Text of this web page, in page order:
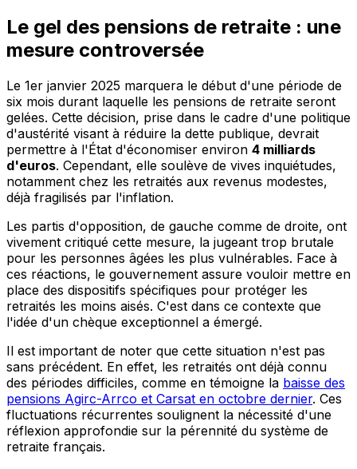
Le gel des pensions de retraite : une
mesure controversée
Le 1er janvier 2025 marquera le début d'une période de
six mois durant laquelle les pensions de retraite seront
gelées. Cette décision, prise dans le cadre d'une politique
d'austérité visant à réduire la dette publique, devrait
permettre à l'État d'économiser environ 4 milliards
d'euros. Cependant, elle soulève de vives inquiétudes,
notamment chez les retraités aux revenus modestes,
déjà fragilisés par l'inflation.
Les partis d'opposition, de gauche comme de droite, ont
vivement critiqué cette mesure, la jugeant trop brutale
pour les personnes âgées les plus vulnérables. Face à
ces réactions, le gouvernement assure vouloir mettre en
place des dispositifs spécifiques pour protéger les
retraités les moins aisés. C'est dans ce contexte que
l'idée d'un chèque exceptionnel a émergé.
Il est important de noter que cette situation n'est pas
sans précédent. En effet, les retraités ont déjà connu
des périodes difficiles, comme en témoigne la baisse des
pensions Agirc-Arrco et Carsat en octobre dernier. Ces
fluctuations récurrentes soulignent la nécessité d'une
réflexion approfondie sur la pérennité du système de
retraite français.